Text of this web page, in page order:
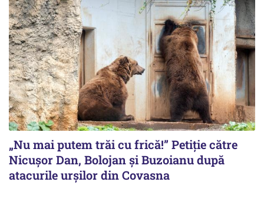
„Nu mai putem trăi cu frică!” Petiție către
Nicușor Dan, Bolojan și Buzoianu după
atacurile urșilor din Covasna